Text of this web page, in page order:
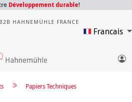
Développement durable!
HAHNEMÜHLE FRANCE
Francais
Papiers Techniques